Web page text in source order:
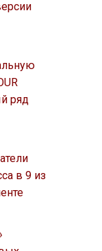
ряд
в 9 из